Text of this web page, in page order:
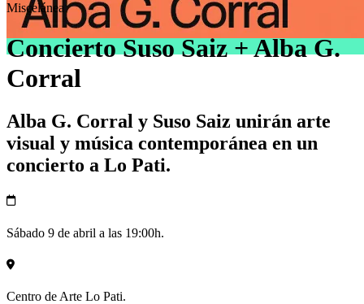
Miscelánea
Concierto Suso Saiz + Alba G.
Corral
Alba G. Corral y Suso Saiz unirán arte
visual y música contemporánea en un
concierto a Lo Pati.
Sábado 9 de abril a las 19:00h.
Centro de Arte Lo Pati.